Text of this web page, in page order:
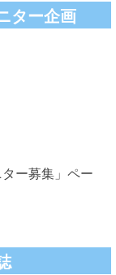
ター企画
ー募集」ペー